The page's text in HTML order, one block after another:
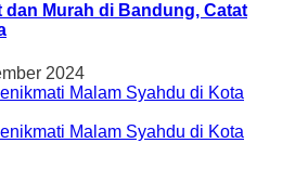
dan Murah di Bandung, Catat
2024